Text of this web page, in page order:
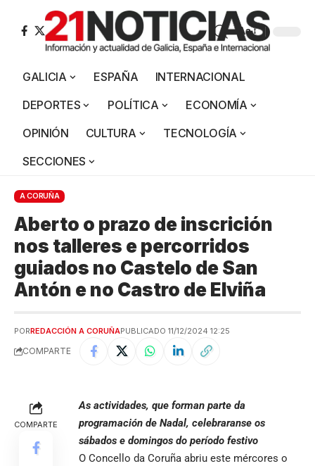
Aa
GALICIA ESPAÑA
INTERNACIONAL
DEPORTES
POLÍTICA
ECONOMÍA
OPINIÓN
CULTURA
TECNOLOGÍA
SECCIONES
A CORUÑA
Aberto o prazo de inscrición
nos talleres e percorridos
guiados no Castelo de San
Antón e no Castro de Elviña
PORREDACCIÓN A CORUÑAPUBLICADO 11/12/2024 12:25
COMPARTE
COMPARTE
As actividades, que forman parte da
programación de Nadal, celebraranse os
sábados e domingos do período festivo
O Concello da Coruña abriu este mércores o